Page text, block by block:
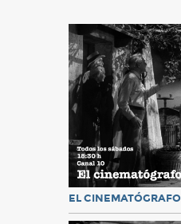
EL CINEMATÓGRAFO